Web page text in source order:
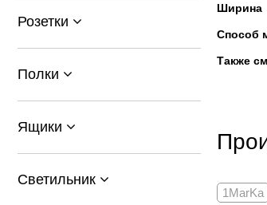
Розетки
Полки
Ящики
Светильник
Ширина
Способ
Также
1MarKa